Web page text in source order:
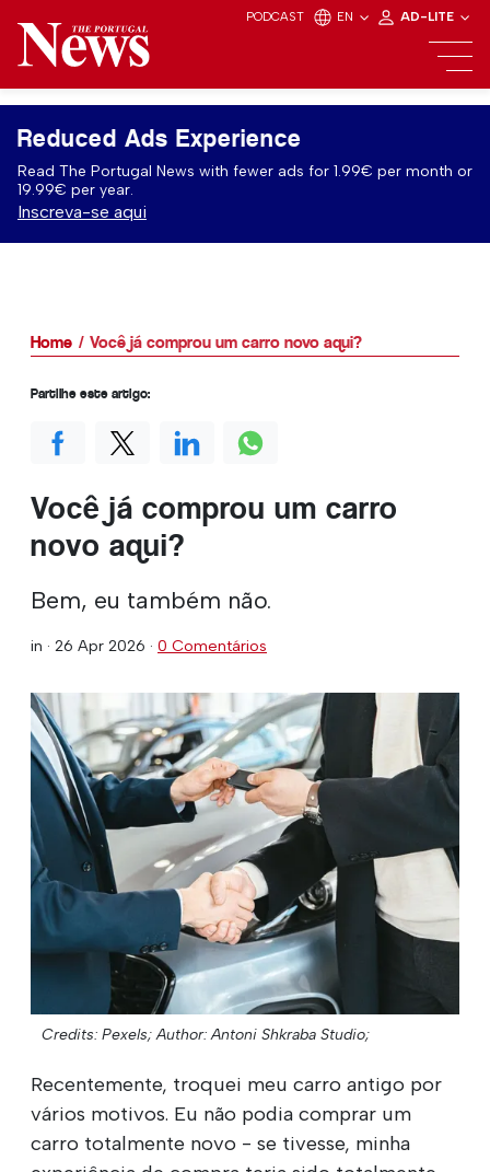
PODCAST EN AD-LITE
Reduced Ads Experience
Read The Portugal News with fewer ads for 1.99€ per month or
19.99€ per year.
Inscreva-se aqui
Home Você já comprou um carro novo aqui?
Você já comprou um carro
novo aqui?
Bem, eu também não.
in · 26 Apr 2026 · 0 Comentários
Credits: Pexels; Author: Antoni Shkraba Studio;
Recentemente, troquei meu carro antigo por
vários motivos. Eu não podia comprar um
carro totalmente novo - se tivesse, minha
Partilhe este artigo: